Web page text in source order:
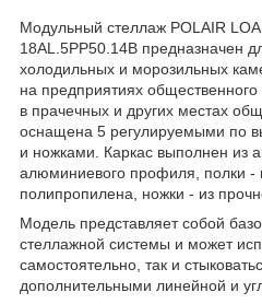
Модульный стеллаж POLAIR
18AL.5PP50.14B предназначен
холодильных и морозильных
на предприятиях
в прачечных и других местах
оснащена 5 регулируемыми по
и ножками. Каркас выполнен из
алюминиевого профиля, полки -
полипропилена, ножки - из
Модель представляет собой
стеллажной системы и может
самостоятельно, так и
дополнительными линейной и